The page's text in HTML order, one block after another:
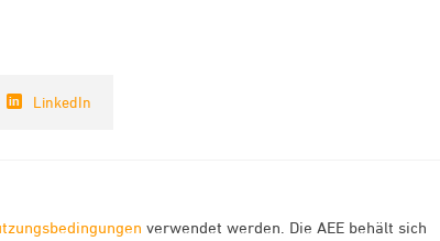
LinkedIn
verwendet werden. Die AEE behält sich